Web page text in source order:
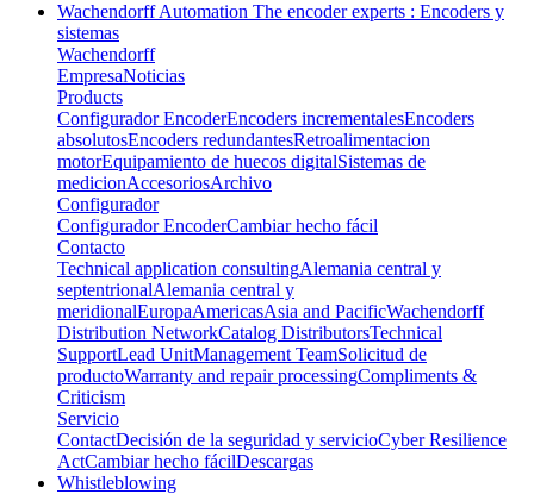
Wachendorff Automation The encoder experts : Encoders y
sistemas
Wachendorff
EmpresaNoticias
Products
Configurador EncoderEncoders incrementalesEncoders
absolutosEncoders redundantesRetroalimentacion
motorEquipamiento de huecos digitalSistemas de
medicionAccesoriosArchivo
Configurador
Configurador EncoderCambiar hecho fácil
Contacto
Technical application consultingAlemania central y
septentrionalAlemania central y
meridionalEuropaAmericasAsia and PacificWachendorff
Distribution NetworkCatalog DistributorsTechnical
SupportLead UnitManagement TeamSolicitud de
productoWarranty and repair processingCompliments &
Criticism
Servicio
ContactDecisión de la seguridad y servicioCyber Resilience
ActCambiar hecho fácilDescargas
Whistleblowing